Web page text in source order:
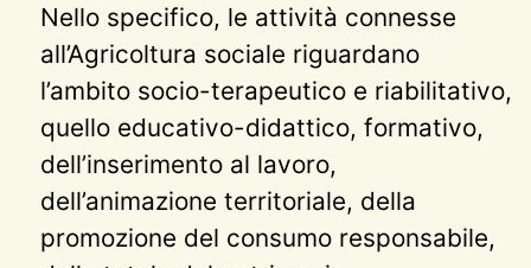
Nello specifico, le attività connesse
all’Agricoltura sociale riguardano
l’ambito socio-terapeutico e riabilitativo,
quello educativo-didattico, formativo,
dell’inserimento al lavoro,
dell’animazione territoriale, della
promozione del consumo responsabile,